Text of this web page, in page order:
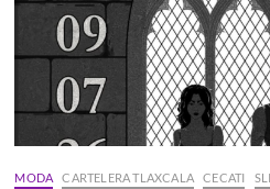
MODA CARTELERA TLAXCALA CECATI